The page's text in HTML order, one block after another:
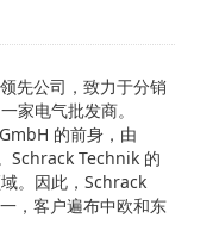
先公司，致力于分销
家电气批发商。
的前身，由
Schrack Technik 的
。因此，Schrack
，客户遍布中欧和东